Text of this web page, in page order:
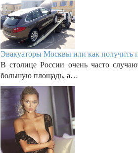
Эвакуаторы Москвы или как получить
В столице России очень часто
большую площадь, а…